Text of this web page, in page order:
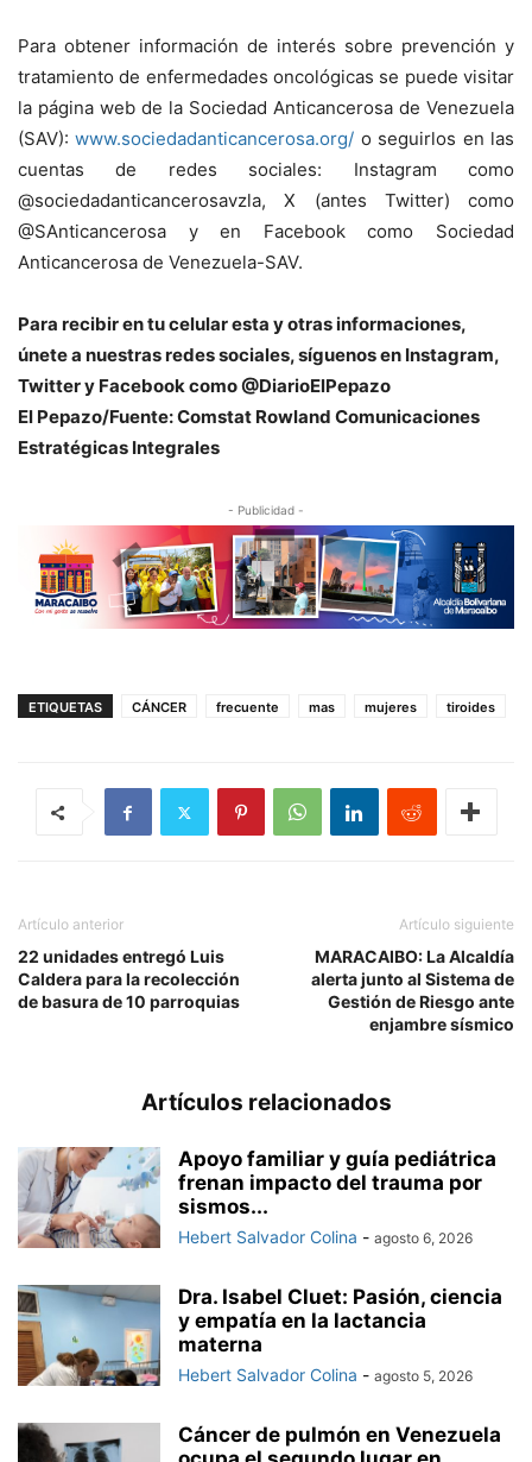
Para obtener información de interés sobre prevención y
tratamiento de enfermedades oncológicas se puede visitar
la página web de la Sociedad Anticancerosa de Venezuela
(SAV):www.sociedadanticancerosa.org/ o seguirlos en las
cuentas de redes sociales: Instagram como
@sociedadanticancerosavzla, X (antes Twitter) como
@SAnticancerosa y en Facebook como Sociedad
Anticancerosa de Venezuela-SAV.
Para recibir en tu celular esta y otras informaciones,
únete a nuestras redes sociales, síguenos en Instagram,
Twitter y Facebook como @DiarioElPepazo
El Pepazo/Fuente: Comstat Rowland Comunicaciones
Estratégicas Integrales
- Publicidad -
ETIQUETAS CÁNCER frecuente mas mujeres tiroides
Artículo anterior
22 unidades entregó Luis
Caldera para la recolección
de basura de 10 parroquias
Artículo siguiente
MARACAIBO: La Alcaldía
alerta junto al Sistema de
Gestión de Riesgo ante
enjambre sísmico
Artículos relacionados
Apoyo familiar y guía pediátrica
frenan impacto del trauma por
sismos...
Hebert Salvador Colina - agosto 6, 2026
Dra. Isabel Cluet: Pasión, ciencia
y empatía en la lactancia
materna
Hebert Salvador Colina - agosto 5, 2026
Cáncer de pulmón en Venezuela